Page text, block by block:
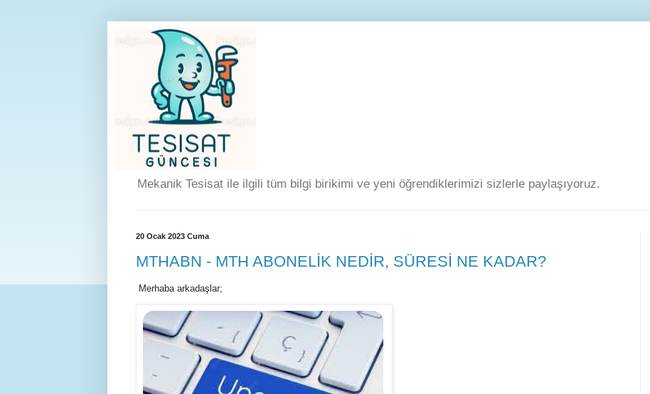
Mekanik Tesisat ile ilgili tüm bilgi birikimi ve yeni öğrendiklerimizi sizlerle paylaşıyoruz.
20 Ocak 2023 Cuma
MTHABN - MTH ABONELİK NEDİR, SÜRESİ NE KADAR?
Merhaba arkadaşlar;